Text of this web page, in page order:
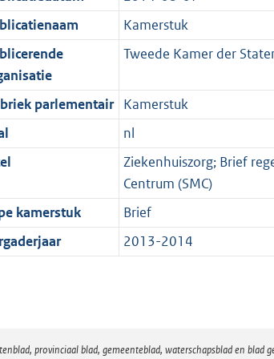
Kamerstuk
Tweede Kamer der
parlementair
Kamerstuk
nl
Ziekenhuiszorg; Brief
Centrum (SMC)
kamerstuk
Brief
2013-2014
provinciaal blad, gemeenteblad, waterschapsblad en